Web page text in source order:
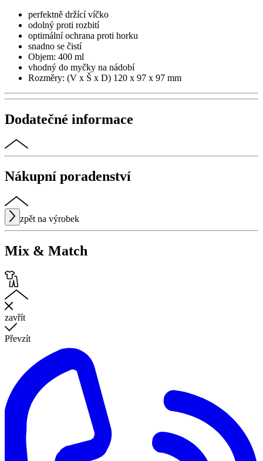
perfektně držící víčko
odolný proti rozbití
optimální ochrana proti horku
snadno se čistí
Objem: 400 ml
vhodný do myčky na nádobí
Rozměry: (V x Š x D) 120 x 97 x 97 mm
Dodatečné informace
Nákupní poradenství
zpět na výrobek
Mix & Match
zavřít
Převzít